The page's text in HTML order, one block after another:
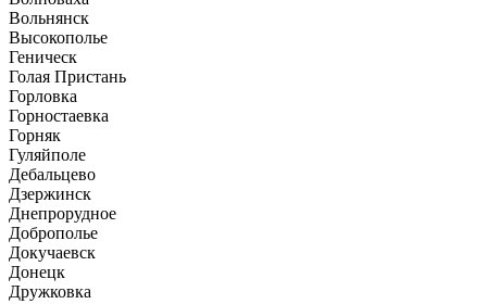
Вольнянск
Высокополье
Геническ
Голая Пристань
Горловка
Горностаевка
Горняк
Гуляйполе
Дебальцево
Дзержинск
Днепрорудное
Доброполье
Докучаевск
Донецк
Дружковка